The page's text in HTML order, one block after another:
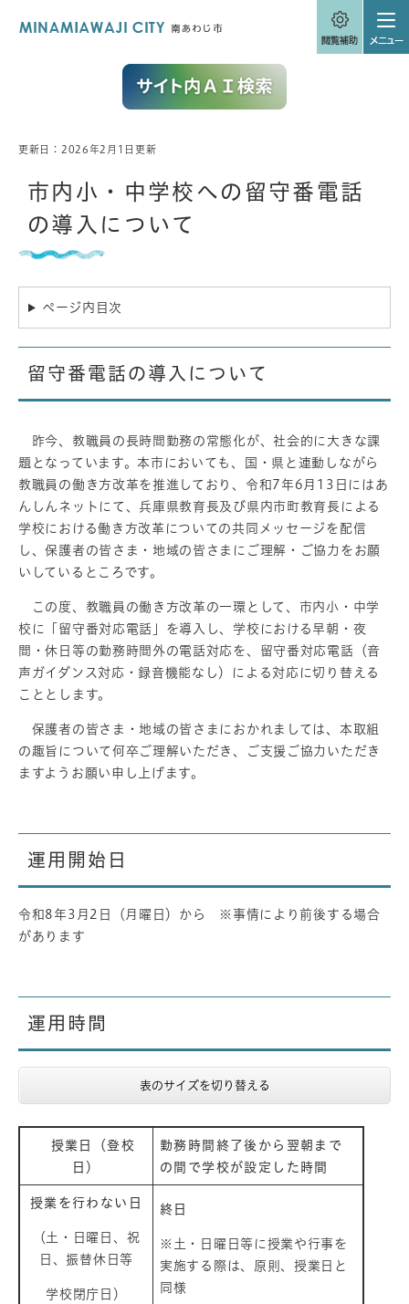
本
更新日：2026年2月1日更新
市内小・中学校への留守番電話
の導入について
ページ内目次
留守番電話の導入について
昨今、教職員の長時間勤務の常態化が、社会的に大きな課
題となっています。本市においても、国・県と連動しながら
教職員の働き方改革を推進しており、令和7年6月13日にはあ
んしんネットにて、兵庫県教育長及び県内市町教育長による
学校における働き方改革についての共同メッセージを配信
し、保護者の皆さま・地域の皆さまにご理解・ご協力をお願
いしているところです。
この度、教職員の働き方改革の一環として、市内小・中学
校に「留守番対応電話」を導入し、学校における早朝・夜
間・休日等の勤務時間外の電話対応を、留守番対応電話（音
声ガイダンス対応・録音機能なし）による対応に切り替える
こととします。
保護者の皆さま・地域の皆さまにおかれましては、本取組
の趣旨について何卒ご理解いただき、ご支援ご協力いただき
ますようお願い申し上げます。
運用開始日
令和8年3月2日（月曜日）から ※事情により前後する場合
があります
運用時間​
表のサイズを切り替える
授業日
（登校
日）
勤務時間終了後から翌朝まで
の間で学校が設定した時間
授業を行わない日
（土・日曜日、祝
日、振替休日等
学校閉庁日）
終日
※土・日曜日等に授業や行事を
実施する際は、原則、授業日と
同様